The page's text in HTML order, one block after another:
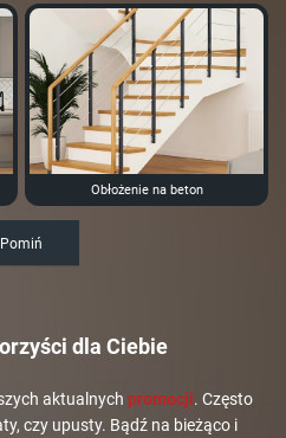
Obłożenie na beton
Pomiń
dla Ciebie
aktualnych promocji. Często
czy upusty. Bądź na bieżąco i